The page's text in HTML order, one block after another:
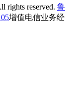
rights reserved. 鲁
增值电信业务经